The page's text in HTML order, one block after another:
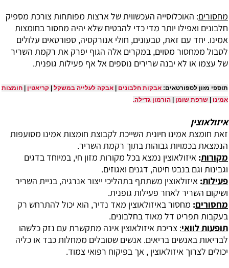
מחסורים: האוכלוסייה העכשווית של ארצות מפותחות צורכת מספיק
חלבונים ואפילו יותר מדי כדי להבטיח שלא יהיה מחסור בחומצות
אמינו. יחד עם זאת, טבעונים, חולי אנורקסיה, ספורטאים עלולים
לסבול ממחסור מסוים, במקרים אלה הגוף יפרק את רקמת השריר
של עצמו או לא יבנה שרירים נוספים אל אף פעילות גופנית.
תוספי מזון לספורטאים: אבקות חלבונים | אבקה לעלייה במשקל | קריאטין | חומצות
אמינו | שרפת שומן | הורמון גדילה.
איזולאוצין
‏זאת חומצת אמינו חיונית השייכת לקבוצת חומצות אמינו מסועפות
הנמצאת בכמויות גבוהות בתוך רקמת השריר.
מקורות: איזולאוצין נמצא בכל מקורות מזון חי, במיוחד בדגים
וגבינות וגם בנבט חיטה, דגנים ואגוזים.
פעילות: איזולאוצין משתתף בתהליכי ייצור אנרגיה, בניית השריר
ושיקום השריר לאחר פעילות גופנית.
מחסורים: מחסור באיזולאוצין מאד נדיר, הוא יכול להתרחש רק
בעקבות תפריט דל מאוד בחלבונים.
תופעות לוואי: צריכת איזולאוצין אינה מתקשרת עם נזק כלשהו
לבריאות באנשים בריאים. אנשים שסובלים ממחלות כבד או כליה
יכולים לצרוך איזולאוצין , אך בפיקוח רפואי צמוד.